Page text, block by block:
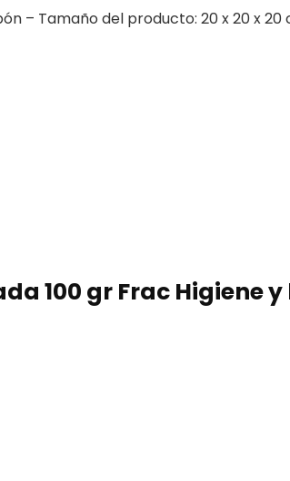
– Tamaño del producto: 20 x 20 x 20
100 gr Frac Higiene